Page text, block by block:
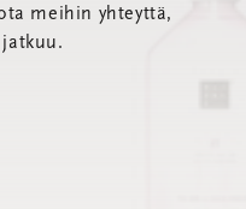
meihin yhteyttä,